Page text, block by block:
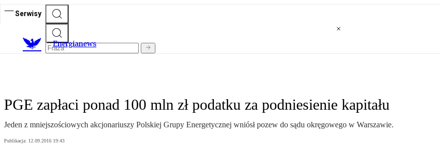
Serwisy
Energianews
PGE zapłaci ponad 100 mln zł podatku za podniesienie kapitału
Jeden z mniejszościowych akcjonariuszy Polskiej Grupy Energetycznej wniósł pozew do sądu okręgowego w Warszawie.
Publikacja: 12.09.2016 19:43